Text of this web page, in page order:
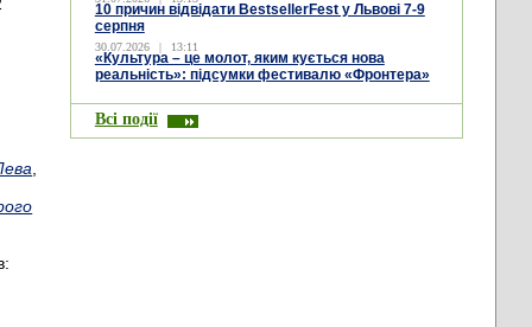
10 причин відвідати BestsellerFest у Львові 7-9
серпня
30.07.2026 | 13:11
«Культура – це молот, яким кується нова
реальність»: підсумки фестивалю «Фронтера»
Всі події